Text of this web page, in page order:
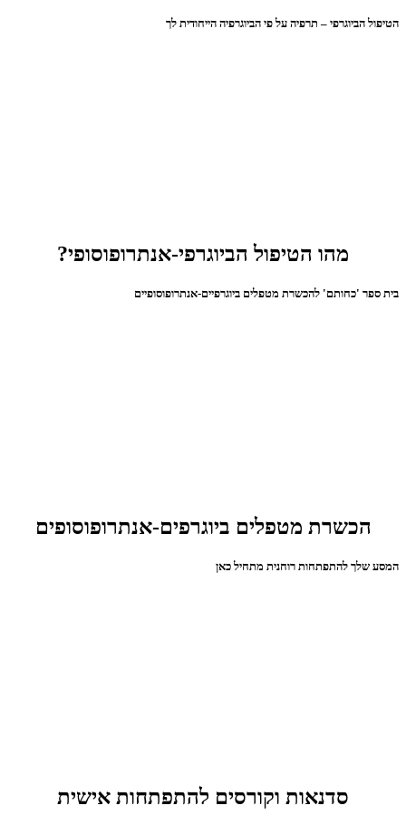
הטיפול הביוגרפי – תרפיה על פי הביוגרפיה הייחודית לך
מהו הטיפול הביוגרפי-אנתרופוסופי?
בית ספר 'כחותם' להכשרת מטפלים ביוגרפיים-אנתרופוסופיים
הכשרת מטפלים ביוגרפים-אנתרופוסופים
המסע שלך להתפתחות רוחנית מתחיל כאן
סדנאות וקורסים להתפתחות אישית